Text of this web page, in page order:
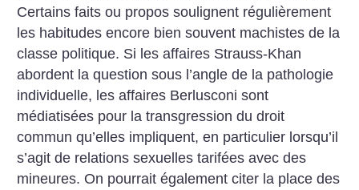
Certains faits ou propos soulignent régulièrement
les habitudes encore bien souvent machistes de la
classe politique. Si les affaires Strauss-Khan
abordent la question sous l’angle de la pathologie
individuelle, les affaires Berlusconi sont
médiatisées pour la transgression du droit
commun qu’elles impliquent, en particulier lorsqu’il
s’agit de relations sexuelles tarifées avec des
mineures. On pourrait également citer la place des